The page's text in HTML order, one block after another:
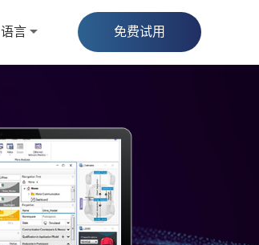
语言 免费试用